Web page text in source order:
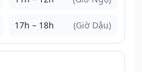
17h – 18h (Giờ Dậu)